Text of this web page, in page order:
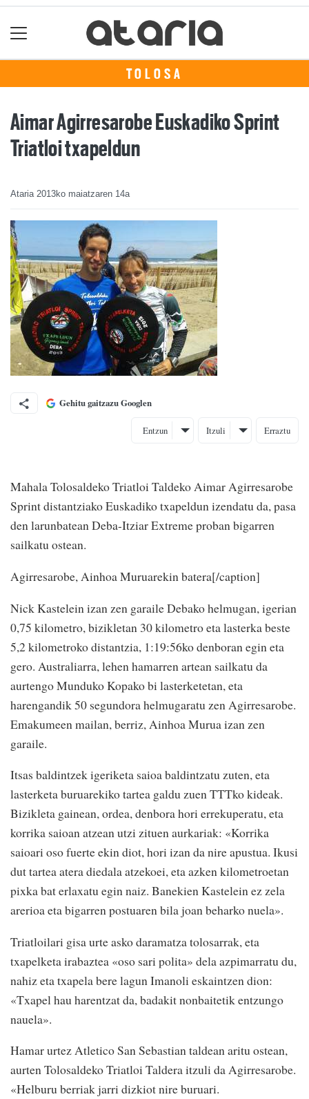
TOLOSA
Aimar Agirresarobe Euskadiko Sprint
Triatloi txapeldun
Ataria 2013ko maiatzaren 14a
Gehitu gaitzazu Googlen
Entzun Itzuli Erraztu
Mahala Tolosaldeko Triatloi Taldeko Aimar Agirresarobe
Sprint distantziako Euskadiko txapeldun izendatu da, pasa
den larunbatean Deba-Itziar Extreme proban bigarren
sailkatu ostean.
Agirresarobe, Ainhoa Muruarekin batera[/caption]
Nick Kastelein izan zen garaile Debako helmugan, igerian
0,75 kilometro, bizikletan 30 kilometro eta lasterka beste
5,2 kilometroko distantzia, 1:19:56ko denboran egin eta
gero. Australiarra, lehen hamarren artean sailkatu da
aurtengo Munduko Kopako bi lasterketetan, eta
harengandik 50 segundora helmugaratu zen Agirresarobe.
Emakumeen mailan, berriz, Ainhoa Murua izan zen
garaile.
Itsas baldintzek igeriketa saioa baldintzatu zuten, eta
lasterketa buruarekiko tartea galdu zuen TTTko kideak.
Bizikleta gainean, ordea, denbora hori errekuperatu, eta
korrika saioan atzean utzi zituen aurkariak: «Korrika
saioari oso fuerte ekin diot, hori izan da nire apustua. Ikusi
dut tartea atera diedala atzekoei, eta azken kilometroetan
pixka bat erlaxatu egin naiz. Banekien Kastelein ez zela
arerioa eta bigarren postuaren bila joan beharko nuela».
Triatloilari gisa urte asko daramatza tolosarrak, eta
txapelketa irabaztea «oso sari polita» dela azpimarratu du,
nahiz eta txapela bere lagun Imanoli eskaintzen dion:
«Txapel hau harentzat da, badakit nonbaitetik entzungo
nauela».
Hamar urtez Atletico San Sebastian taldean aritu ostean,
aurten Tolosaldeko Triatloi Taldera itzuli da Agirresarobe.
«Helburu berriak jarri dizkiot nire buruari.